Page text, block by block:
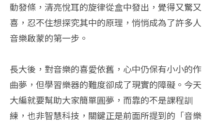
動發條，清亮悅耳的旋律從盒中發出，覺得又驚又
喜，忍不住想探究其中的原理，悄悄成為了許多人
音樂啟蒙的第一步。
長大後，對音樂的喜愛依舊，心中仍保有小小的作
曲夢，但學習樂器的難度卻成了現實的障礙。今天
大編就要幫助大家簡單圓夢，而靠的不是課程訓
練，也非智慧科技，關鍵正是前面所提到的「音樂